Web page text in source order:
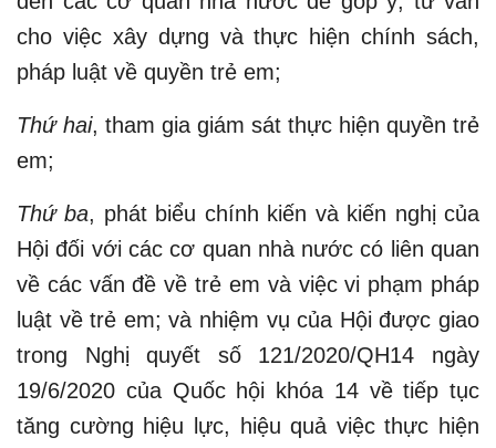
cho việc xây dựng và thực hiện chính sách,
pháp luật về quyền trẻ em;
Thứ hai, tham gia giám sát thực hiện quyền trẻ
em;
Thứ ba, phát biểu chính kiến và kiến nghị của
Hội đối với các cơ quan nhà nước có liên quan
về các vấn đề về trẻ em và việc vi phạm pháp
luật về trẻ em; và nhiệm vụ của Hội được giao
trong Nghị quyết số 121/2020/QH14 ngày
19/6/2020 của Quốc hội khóa 14 về tiếp tục
tăng cường hiệu lực, hiệu quả việc thực hiện